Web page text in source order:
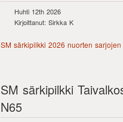
Huhti 12th 2026
Kirjoittanut: Sirkka K
SM särkipilkki 2026 nuorten sarjojen
SM särkipilkki
N65